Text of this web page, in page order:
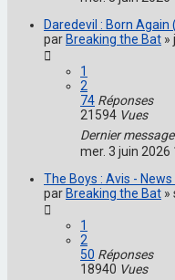
Daredevil : Born Again
parBreaking the Bat »
1
2
74 Réponses
21594 Vues
Dernier message
mer. 3 juin 2026
The Boys : Avis -
parBreaking the Bat »
1
2
50 Réponses
18940 Vues